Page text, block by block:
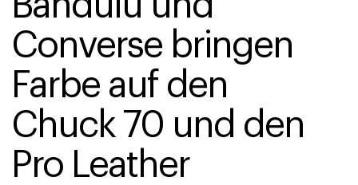
Converse bringen
Farbe auf den
Chuck 70 und den
Pro Leather